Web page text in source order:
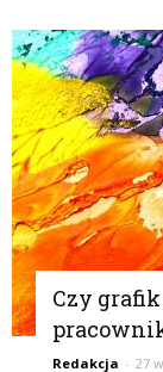
Czy
Redakcja - 27